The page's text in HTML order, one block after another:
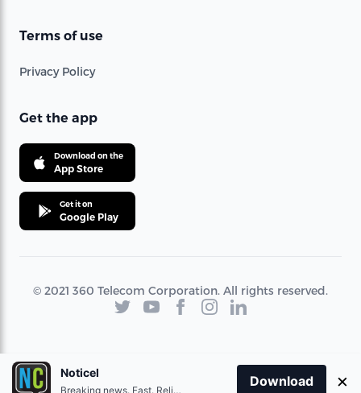
Terms of use
Privacy Policy
Get the app
Download on the
App Store
Get it on
Google Play
© 2021 360 Telecom Corporation. All rights reserved.
Noticel
Breaking news. Fast. Reliable.
Download ×